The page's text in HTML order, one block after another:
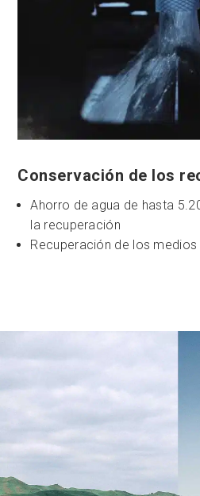
Conservación de los
Ahorro de agua de hasta
la recuperación
Recuperación de los